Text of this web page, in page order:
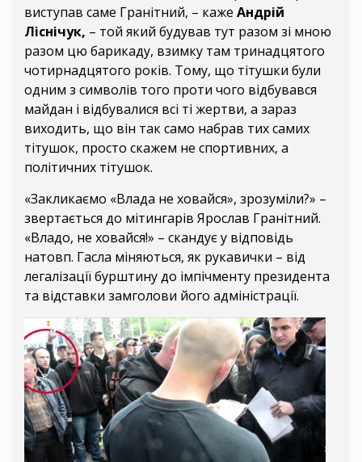
виступав саме Гранітний, – каже Андрій
Ліснічук, – той який будував тут разом зі мною
разом цю барикаду, взимку там тринадцятого
чотирнадцятого років. Тому, що тітушки були
одним з символів того проти чого відбувався
майдан і відбувалися всі ті жертви, а зараз
виходить, що він так само набрав тих самих
тітушок, просто скажем не спортивних, а
політичних тітушок.
«Закликаємо «Влада не ховайся», зрозуміли?» –
звертається до мітингарів Ярослав Гранітний.
«Владо, не ховайся!» – скандує у відповідь
натовп. Гасла міняються, як рукавички – від
легалізації бурштину до імпічменту президента
та відставки замголови його адміністрації.